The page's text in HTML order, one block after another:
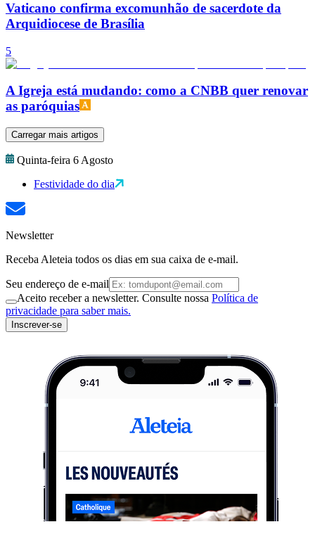
Vaticano confirma excomunhão de sacerdote da
Arquidiocese de Brasília
5
A Igreja está mudando: como a CNBB quer renovar
as paróquias
Carregar mais artigos
Quinta-feira 6 Agosto
Festividade do dia
Newsletter
Receba Aleteia todos os dias em sua caixa de e-mail.
Seu endereço de e-mail
Aceito receber a newsletter. Consulte nossa Política de
privacidade para saber mais.
Inscrever-se